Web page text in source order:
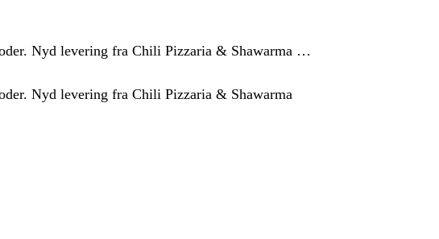
Nyd levering fra Chili Pizzaria & Shawarma …
Nyd levering fra Chili Pizzaria & Shawarma